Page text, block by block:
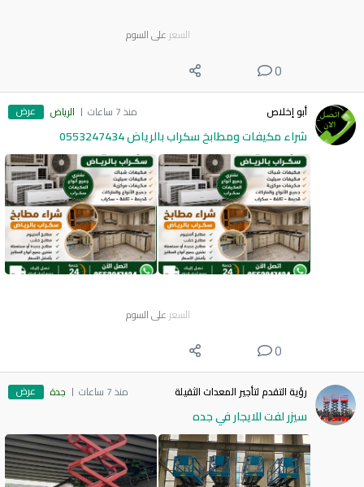
السعر على السوم
0
أبو إخلاص منذ 7 ساعات الرياض عرض
شراء مكيفات ومطابخ سكراب بالرياض 0553247434
السعر على السوم
0
رؤية التقدم لتأجير المعدات الثقيلة منذ 7 ساعات جدة عرض
سيزر لفت للايجار في جده